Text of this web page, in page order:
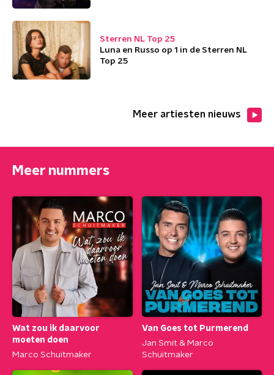
Sterren NL Top 25
Luna en Russo op 1 in de Sterren NL
Top 25
Meer artiesten nieuws
Meer nummers
Wat zou ik daarvoor
moeten doen
Marco Schuitmaker
Van Goes tot Purmerend
Jan Smit & Marco
Schuitmaker